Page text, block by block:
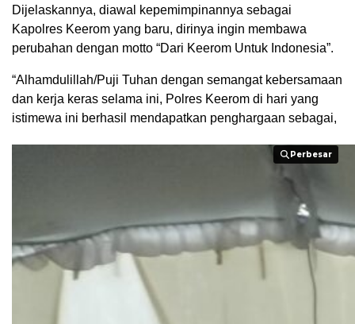
Dijelaskannya, diawal kepemimpinannya sebagai
Kapolres Keerom yang baru, dirinya ingin membawa
perubahan dengan motto “Dari Keerom Untuk Indonesia”.
“Alhamdulillah/Puji Tuhan dengan semangat kebersamaan
dan kerja keras selama ini, Polres Keerom di hari yang
istimewa ini berhasil mendapatkan penghargaan sebagai,
Perbesar
Perbesar